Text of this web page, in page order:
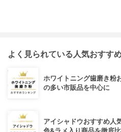
よく見られている人気おすす
ホワイトニング歯磨き粉
の多い市販品を中心に
アイシャドウおすすめ人